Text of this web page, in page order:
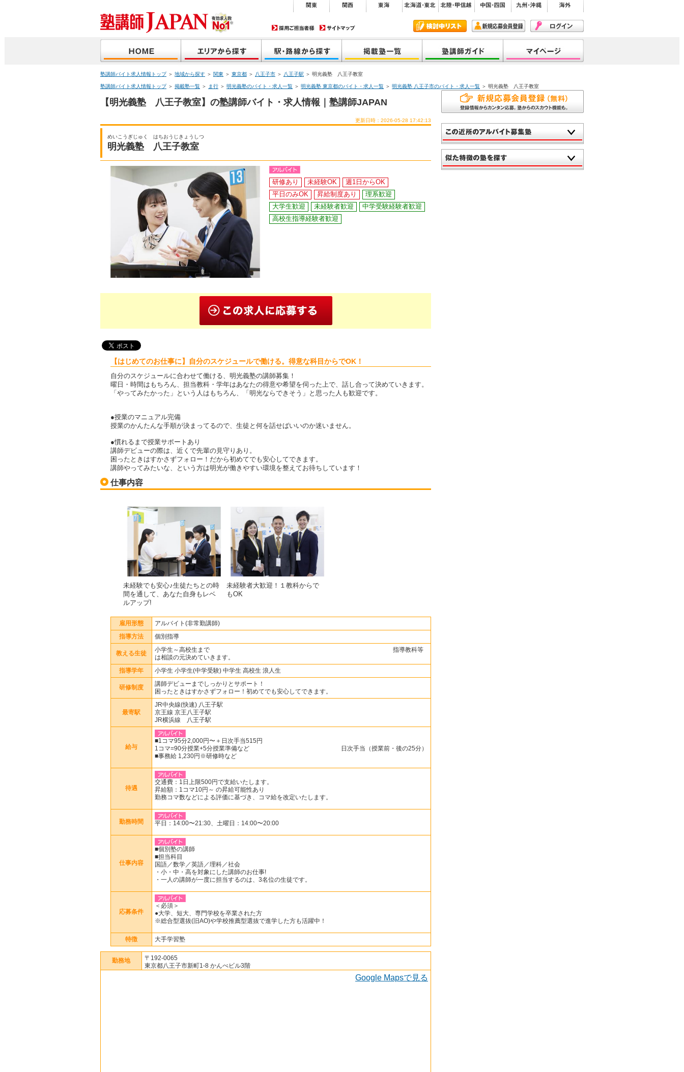
塾講師バイト求人情報トップ＞ 地域から探す ＞ 関東 ＞ 東京都 ＞ 八王子市 ＞ 八王子駅 ＞ 明光義塾 八王子教室
塾講師バイト求人情報トップ＞ 掲載塾一覧 ＞ ま行 ＞ 明光義塾のバイト・求人一覧 ＞ 明光義塾 東京都のバイト・求人一覧 ＞ 明光義塾 八王子市のバイト・求人一覧 ＞ 明光義塾 八王子教室
【明光義塾 八王子教室】の塾講師バイト・求人情報｜塾講師JAPAN
更新日時：2026-05-28 17:42:13
めいこうぎじゅく はちおうじきょうしつ
明光義塾 八王子教室
研修あり 未経験OK
週1日からOK
平日のみOK
昇給制度あり
理系歓迎
大学生歓迎
未経験者歓迎
中学受験経験者歓迎
高校生指導経験者歓迎
【はじめてのお仕事に】自分のスケジュールで働ける。得意な科目からでOK！
自分のスケジュールに合わせて働ける、明光義塾の講師募集！
曜日・時間はもちろん、担当教科・学年はあなたの得意や希望を伺った上で、話し合って決めていきます。
「やってみたかった」という人はもちろん、「明光ならできそう」と思った人も歓迎です。
●授業のマニュアル完備
授業のかんたんな手順が決まってるので、生徒と何を話せばいいのか迷いません。
●慣れるまで授業サポートあり
講師デビューの際は、近くで先輩の見守りあり。
困ったときはすかさずフォロー！だから初めてでも安心してできます。
講師やってみたいな、という方は明光が働きやすい環境を整えてお待ちしています！
仕事内容
未経験でも安心♪生徒たちとの時
間を通して、あなた自身もレベ
ルアップ!
未経験者大歓迎！１教科からで
もOK
雇用形態 アルバイト(非常勤講師)
指導方法 個別指導
教える生徒
小学生～高校生まで 指導教科等
は相談の元決めていきます。
指導学年 小学生 小学生(中学受験) 中学生 高校生 浪人生
研修制度
講師デビューまでしっかりとサポート！
困ったときはすかさずフォロー！初めてでも安心してできます。
最寄駅
JR中央線(快速) 八王子駅
京王線 京王八王子駅
JR横浜線 八王子駅
給与
■1コマ95分2,000円〜＋日次手当515円
1コマ=90分授業+5分授業準備など 日次手当（授業前・後の25分）
■事務給 1,230円※研修時など
待遇
交通費：1日上限500円で支給いたします。
昇給額：1コマ10円～ の昇給可能性あり
勤務コマ数などによる評価に基づき、コマ給を改定いたします。
勤務時間 平日：14:00〜21:30、土曜日：14:00〜20:00
仕事内容
■個別塾の講師
■担当科目
国語／数学／英語／理科／社会
・小・中・高を対象にした講師のお仕事!
・一人の講師が一度に担当するのは、3名位の生徒です。
応募条件
＜必須＞
●大学、短大、専門学校を卒業された方
※総合型選抜(旧AO)や学校推薦型選抜で進学した方も活躍中！
特徴 大手学習塾
勤務地
〒192-0065
東京都八王子市新町1-8 かんべビル3階
Google Mapsで見る